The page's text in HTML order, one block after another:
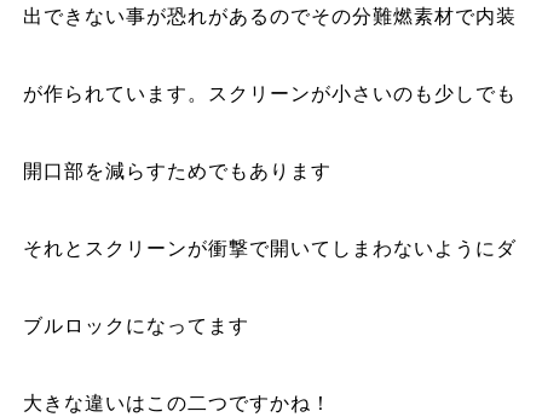
出できない事が恐れがあるのでその分難燃素材で内装
が作られています。スクリーンが小さいのも少しでも
開口部を減らすためでもあります
それとスクリーンが衝撃で開いてしまわないようにダ
ブルロックになってます
大きな違いはこの二つですかね！